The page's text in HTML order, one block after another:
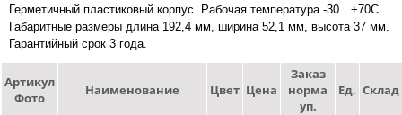
Герметичный пластиковый корпус. Рабочая температура -30…+70C.
Габаритные размеры длина 192,4 мм, ширина 52,1 мм, высота 37 мм.
Гарантийный срок 3 года.
Артикул
Фото
Наименование Цвет Цена
Заказ
норма
уп.
Ед. Склад